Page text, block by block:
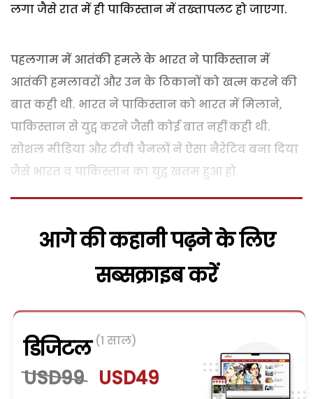
लगा जैसे रात में ही पाकिस्तान में तख्तापलट हो जाएगा.
पहलगाम में आतंकी हमले के भारत ने पाकिस्तान में
आतंकी हमलावरों और उन के ठिकानों को खत्म करने की
बात कही थी. भारत ने पाकिस्तान को भारत में मिलाने,
पाकिस्तान से युद्व करने जैसी कोई बात नहीं कही थी.
सोशल मीडिया और टीवी चैनलों ने ऐसा नैरेटिव बना दिया
जैसे भारत व पाकिस्तान का युद्व खतम हुआ हो.
आगे की कहानी पढ़ने के लिए
सब्सक्राइब करें
डिजिटल (1 साल)
USD99 USD49